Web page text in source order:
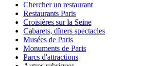
Chercher un restaurant
Restaurants Paris
Croisières sur la Seine
Cabarets, dîners spectacles
Musées de Paris
Monuments de Paris
Parcs d'attractions